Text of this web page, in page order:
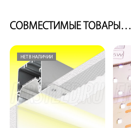
СОВМЕСТИМЫЕ ТОВАРЫ…
НЕТ В НАЛИЧИИ